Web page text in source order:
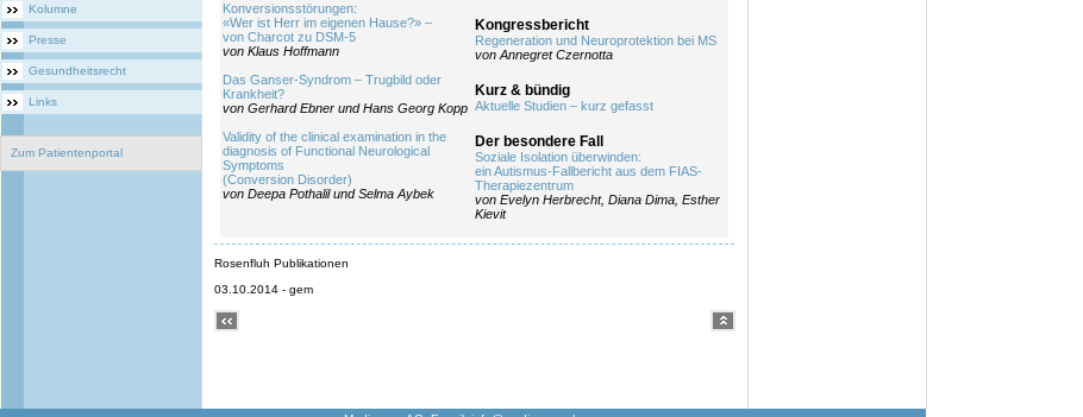
Kolumne
Presse
Gesundheitsrecht
Links
Zum Patientenportal
Konversionsstörungen:
«Wer ist Herr im eigenen Hause?» –
von Charcot zu DSM-5
von Klaus Hoffmann
Das Ganser-Syndrom – Trugbild oder
Krankheit?
von Gerhard Ebner und Hans Georg Kopp
Validity of the clinical examination in the
diagnosis of Functional Neurological
Symptoms
(Conversion Disorder)
von Deepa Pothalil und Selma Aybek
Kongressbericht
Regeneration und Neuroprotektion bei MS
von Annegret Czernotta
Kurz & bündig
Aktuelle Studien – kurz gefasst
Der besondere Fall
Soziale Isolation überwinden:
ein Autismus-Fallbericht aus dem FIAS-
Therapiezentrum
von Evelyn Herbrecht, Diana Dima, Esther
Kievit
Rosenfluh Publikationen
03.10.2014 - gem